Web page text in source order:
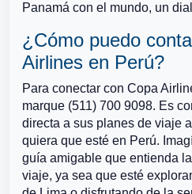
Panamá con el mundo, un
¿Cómo puedo
Airlines en Perú?
Para conectar con Copa
marque (511) 700 9098. Es
directa a sus planes de viaje
quiera que esté en Perú.
guía amigable que entienda
viaje, ya sea que esté